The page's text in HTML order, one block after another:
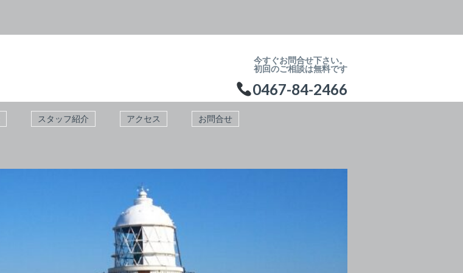
今すぐお問合せ下さい。
初回のご相談は無料です
0467-84-2466
スタッフ紹介 アクセス お問合せ